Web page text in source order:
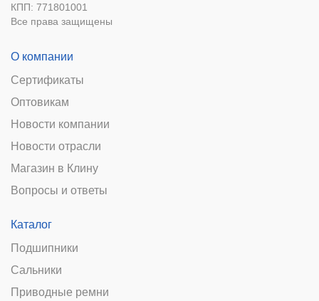
КПП: 771801001
Все права защищены
О компании
Сертификаты
Оптовикам
Новости компании
Новости отрасли
Магазин в Клину
Вопросы и ответы
Каталог
Подшипники
Сальники
Приводные ремни